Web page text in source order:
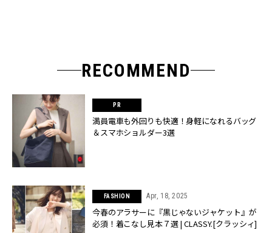
RECOMMEND
満員電車も外回りも快適！身軽になれるバッグ
＆スマホショルダー3選
FASHION Apr, 18, 2025
今春のアラサーに『黒じゃないジャケット』が
必須！着こなし見本７選 | CLASSY.[クラッシィ]